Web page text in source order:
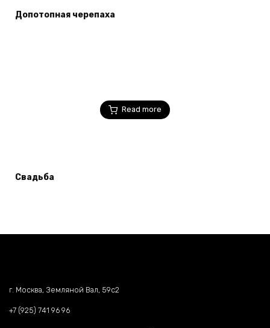
Допотопная черепаха
Read more
Свадьба
г. Москва, Земляной Вал, 59c2
+7 (925) 741 96 96